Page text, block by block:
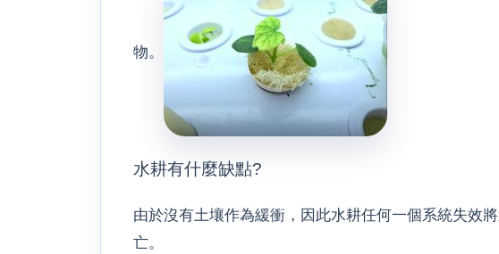
物。
水耕有什麼缺點?
由於沒有土壤作為緩衝，因此水耕任何一個系統失效
亡。